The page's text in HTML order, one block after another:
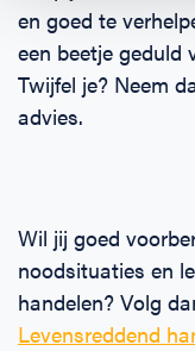
en goed te
een beetje geduld
Twijfel je? Neem
advies.
Wil jij goed
noodsituaties en
handelen? Volg
Levensreddend